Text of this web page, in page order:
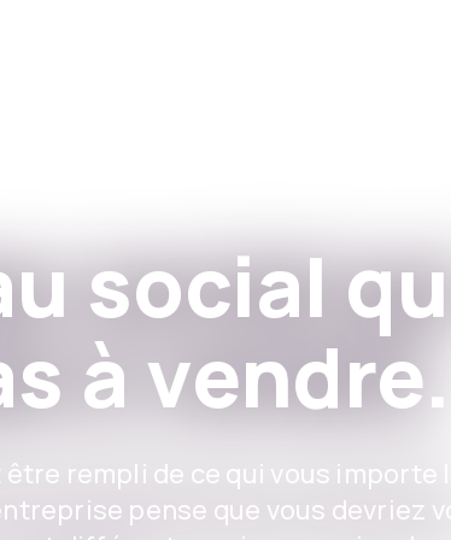
social
à vendre.
rempli de ce qui vous importe le
pense que vous devriez